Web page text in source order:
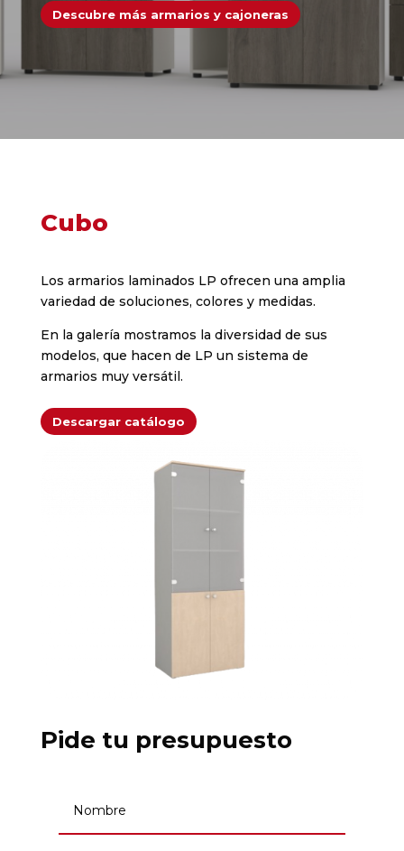
Descubre más armarios y cajoneras
Cubo
Los armarios laminados LP ofrecen una amplia
variedad de soluciones, colores y medidas.
En la galería mostramos la diversidad de sus
modelos, que hacen de LP un sistema de
armarios muy versátil.
Descargar catálogo
Pide tu presupuesto